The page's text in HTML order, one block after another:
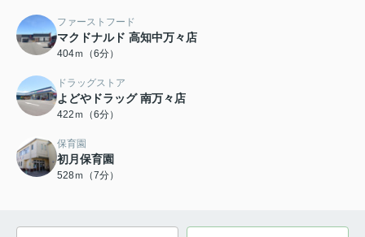
ファーストフード
マクドナルド 高知中万々店
404ｍ（6分）
ドラッグストア
よどやドラッグ 南万々店
422ｍ（6分）
保育園
初月保育園
528ｍ（7分）